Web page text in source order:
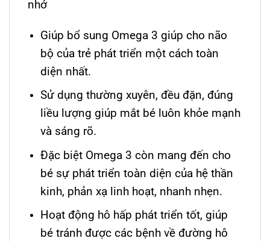
nhớ
Giúp bổ sung Omega 3 giúp cho não
bộ của trẻ phát triển một cách toàn
diện nhất.
Sử dụng thường xuyên, đều đặn, đúng
liều lượng giúp mắt bé luôn khỏe mạnh
và sáng rõ.
Đặc biệt Omega 3 còn mang đến cho
bé sự phát triển toàn diện của hệ thần
kinh, phản xạ linh hoạt, nhanh nhẹn.
Hoạt động hô hấp phát triển tốt, giúp
bé tránh được các bệnh về đường hô